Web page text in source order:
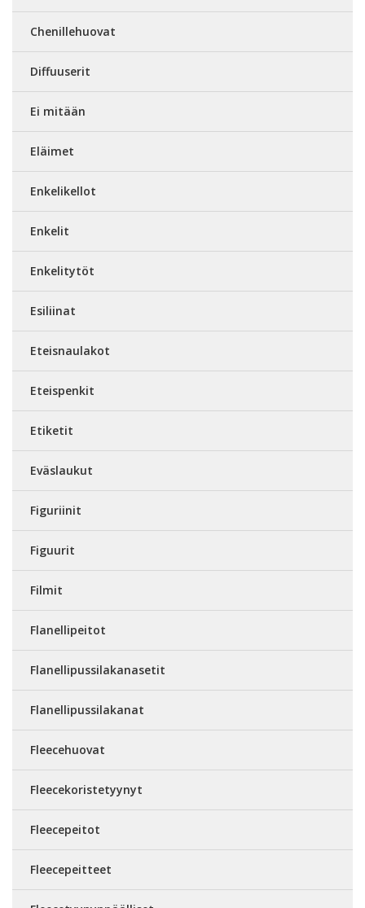
Chenillehuovat
Diffuuserit
Ei mitään
Eläimet
Enkelikellot
Enkelit
Enkelitytöt
Esiliinat
Eteisnaulakot
Eteispenkit
Etiketit
Eväslaukut
Figuriinit
Figuurit
Filmit
Flanellipeitot
Flanellipussilakanasetit
Flanellipussilakanat
Fleecehuovat
Fleecekoristetyynyt
Fleecepeitot
Fleecepeitteet